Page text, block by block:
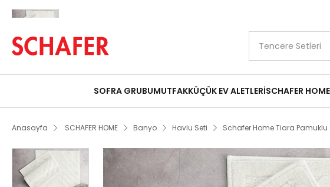
SOFRA GRUBUMUTFAKKÜÇÜK EV ALETLERİSCHAFER HOME
Anasayfa SCHAFER HOME Banyo Havlu Seti Schafer Home Tiara Pamuklu
Schafer Home Tiara Pamuklu 2 li Banyo Paspası